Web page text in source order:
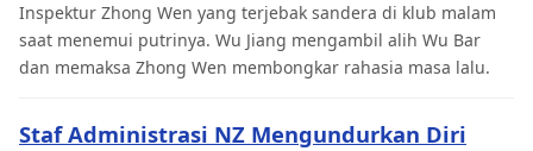
Inspektur Zhong Wen yang terjebak sandera di klub malam
saat menemui putrinya. Wu Jiang mengambil alih Wu Bar
dan memaksa Zhong Wen membongkar rahasia masa lalu.
Staf Administrasi NZ Mengundurkan Diri